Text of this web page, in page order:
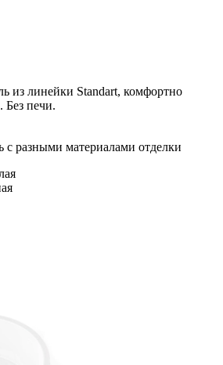
из линейки Standart, комфортно
Без печи.
с разными материалами отделки